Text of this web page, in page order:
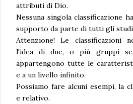
attributi di Dio.
Nessuna singola classificazione
supporto da parte di tutti gli
Attenzione! Le classificazioni
l'idea di due, o più gruppi
appartengono tutte le
e a un livello infinito.
Possiamo fare alcuni esempi, la
e relativo.